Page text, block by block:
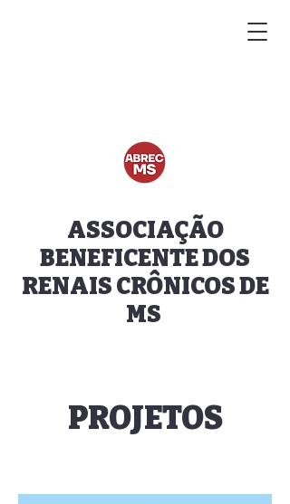
ASSOCIAÇÃO
BENEFICENTE DOS
RENAIS CRÔNICOS DE
MS
PROJETOS